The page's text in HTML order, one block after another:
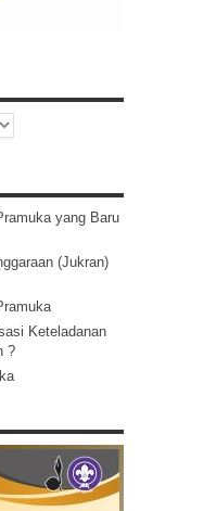
yang Baru
(Jukran)
Keteladanan
?